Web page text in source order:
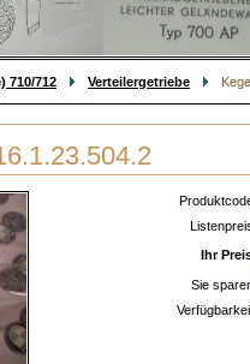
710/712 Verteilergetriebe
Ihr
Sie